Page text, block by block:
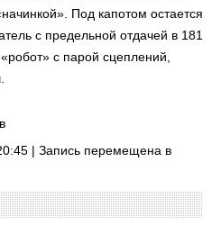
Под капотом остается
с предельной отдачей в 181
с парой сцеплений,
| Запись перемещена в